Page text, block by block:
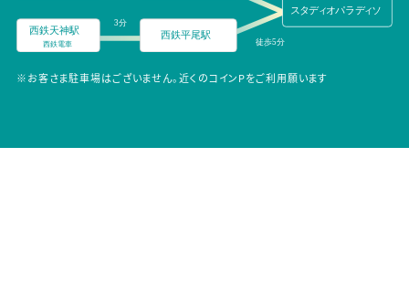
※お客さま駐車場はございません。近くのコインPをご利用願います